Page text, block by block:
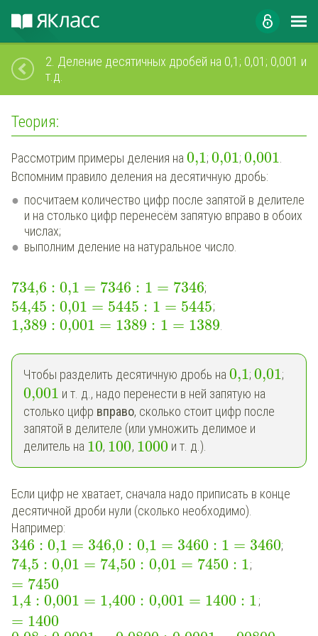
2. Деление десятичных дробей на 0,1; 0,01; 0,001 и
т.д.
Теория:
Рассмотрим примеры деления на 0,1; 0,01;0,001
Вспомним правило деления на десятичную дробь:
посчитаем количество цифр после запятой в делителе
и на столько цифр перенесём запятую вправо в обоих
числах;
выполним деление на натуральное число.
734,6 : 0,1 = 7346 : 1 = 7346;
54,45 : 0,01 = 5445 : 1 = 5445;
1,389 : 0,001 = 1389 : 1 = 1389.
Чтобы разделить десятичную дробь на 0,1; 0,01;
0,001 и т. д., надо перенести в ней запятую на
столько цифр вправо, сколько стоит цифр после
запятой в делителе (или умножить делимое и
делитель на 10, 100, 1000 и т. д.).
Если цифр не хватает, сначала надо приписать в конце
десятичной дроби нули (сколько необходимо).
Например:
346 : 0,1 = 346,0 : 0,1 = 3460 : 1 = 3460;
74,5 : 0,01 = 74,50 : 0,01 = 7450 : 1
= 7450
;
1,4 : 0,001 = 1,400 : 0,001 = 1400 : 1
= 1400
;